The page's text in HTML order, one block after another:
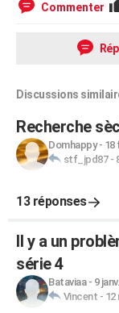
Commenter
Discussions
Recherche
Domhappy- 18
stf_jpd87-
13 réponses
Il y a un
série 4
Bataviaa- 9
Vincent - 12